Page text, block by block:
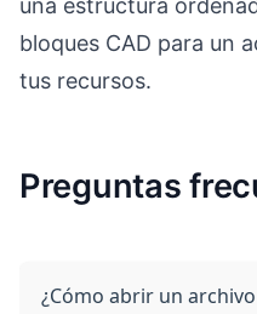
bloques CAD para un
tus recursos.
Preguntas
¿Cómo abrir un